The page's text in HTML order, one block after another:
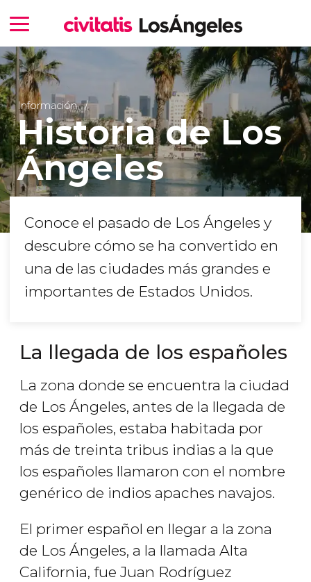
Información
Historia de Los
Ángeles
Conoce el pasado de Los Ángeles y
descubre cómo se ha convertido en
una de las ciudades más grandes e
importantes de Estados Unidos.
La llegada de los españoles
La zona donde se encuentra la ciudad
de Los Ángeles, antes de la llegada de
los españoles, estaba habitada por
más de treinta tribus indias a la que
los españoles llamaron con el nombre
genérico de indios apaches navajos.
El primer español en llegar a la zona
de Los Ángeles, a la llamada Alta
California, fue Juan Rodríguez